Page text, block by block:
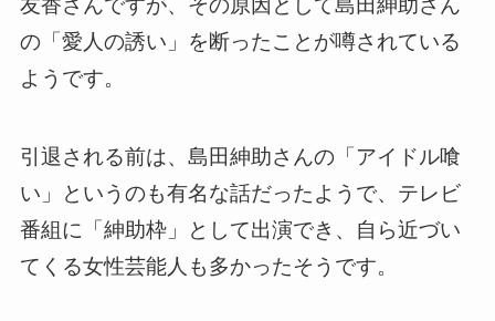
友香さんですが、その原因として島田紳助さん
の「愛人の誘い」を断ったことが噂されている
ようです。
引退される前は、島田紳助さんの「アイドル喰
い」というのも有名な話だったようで、テレビ
番組に「紳助枠」として出演でき、自ら近づい
てくる女性芸能人も多かったそうです。